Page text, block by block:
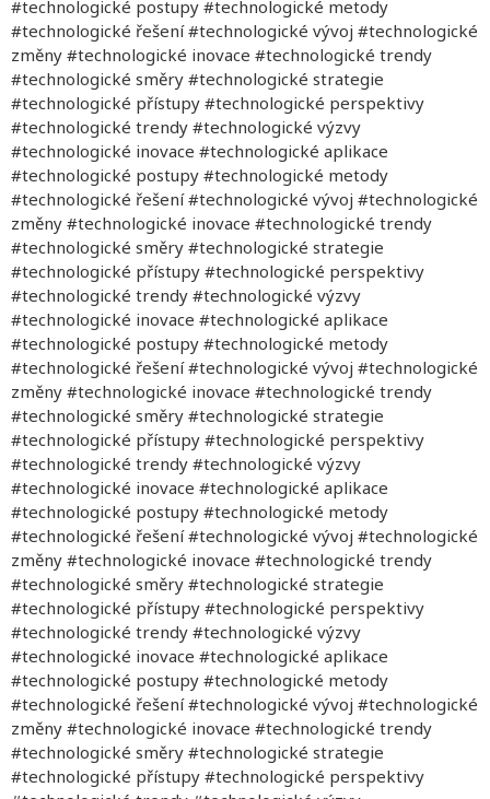
#technologické postupy #technologické metody
#technologické řešení #technologické vývoj #technologické
změny #technologické inovace #technologické trendy
#technologické směry #technologické strategie
#technologické přístupy #technologické perspektivy
#technologické trendy #technologické výzvy
#technologické inovace #technologické aplikace
#technologické postupy #technologické metody
#technologické řešení #technologické vývoj #technologické
změny #technologické inovace #technologické trendy
#technologické směry #technologické strategie
#technologické přístupy #technologické perspektivy
#technologické trendy #technologické výzvy
#technologické inovace #technologické aplikace
#technologické postupy #technologické metody
#technologické řešení #technologické vývoj #technologické
změny #technologické inovace #technologické trendy
#technologické směry #technologické strategie
#technologické přístupy #technologické perspektivy
#technologické trendy #technologické výzvy
#technologické inovace #technologické aplikace
#technologické postupy #technologické metody
#technologické řešení #technologické vývoj #technologické
změny #technologické inovace #technologické trendy
#technologické směry #technologické strategie
#technologické přístupy #technologické perspektivy
#technologické trendy #technologické výzvy
#technologické inovace #technologické aplikace
#technologické postupy #technologické metody
#technologické řešení #technologické vývoj #technologické
změny #technologické inovace #technologické trendy
#technologické směry #technologické strategie
#technologické přístupy #technologické perspektivy